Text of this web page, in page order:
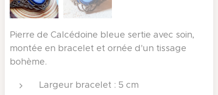
Pierre de Calcédoine bleue sertie avec soin,
montée en bracelet et ornée d'un tissage
bohème.
Largeur bracelet : 5 cm